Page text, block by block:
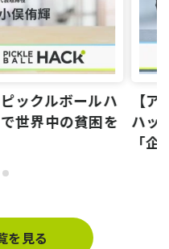
ックルボールハ
世界中の貧困を
【
ハッ
「
を見る